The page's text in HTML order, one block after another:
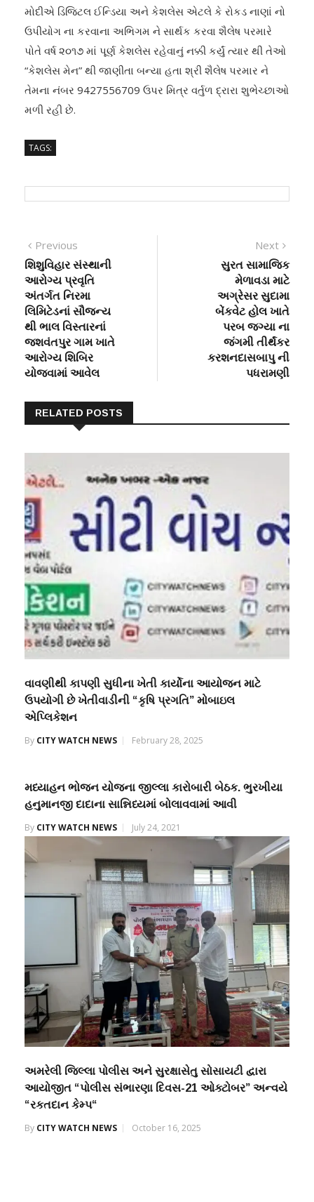
મોદીએ ડિજિટલ ઈન્ડિયા અને કેશલેસ એટલે કે રોકડ નાણાં નો
ઉપીયોગ ના કરવાના અભિગમ ને સાર્થક કરવા શૈલેષ પરમારે
પોતે વર્ષ ૨૦૧૭ માં પૂર્ણ કેશલેસ રહેવાનું નક્કી કર્યું ત્યાર થી તેઓ
“કેશલેસ મેન” થી જાણીતા બન્યા હતા શ્રી શૈલેષ પરમાર ને
તેમના નંબર 9427556709 ઉપર મિત્ર વર્તુળ દ્રારા શુભેચ્છાઓ
મળી રહી છે.
TAGS:
Post
navigation
Previous
post:
શિશુવિહાર સંસ્થાની
આરોગ્ય પ્રવૃતિ
અંતર્ગત નિરમા
લિમિટેડનાં સૌજન્ય
થી ભાલ વિસ્તારનાં
જશવંતપુર ગામ ખાતે
આરોગ્ય શિબિર
યોજવામાં આવેલ
Next
post:
સુરત સામાજિક
મેળાવડા માટે
અગ્રેસર સુદામા
બેંકવેટ હોલ ખાતે
પરબ જગ્યા ના
જંગમી તીર્થંકર
કરશનદાસબાપુ ની
પધરામણી
RELATED POSTS
વાવણીથી કાપણી સુધીના ખેતી કાર્યોના આયોજન માટે
ઉપયોગી છે ખેતીવાડીની “કૃષિ પ્રગતિ” મોબાઇલ
એપ્લિકેશન
By CITY WATCH NEWS February 28, 2025
મધ્યાહન ભોજન યોજના જીલ્લા કારોબારી બેઠક. ભુરખીયા
હનુમાનજી દાદાના સાન્નિધ્યમાં બોલાવવામાં આવી
By CITY WATCH NEWS July 24, 2021
અમરેલી જિલ્લા પોલીસ અને સુરક્ષાસેતુ સોસાયટી દ્વારા
આયોજીત “પોલીસ સંભારણા દિવસ-21 ઓક્ટોબર” અન્વયે
“રકતદાન કેમ્પ“
By CITY WATCH NEWS October 16, 2025